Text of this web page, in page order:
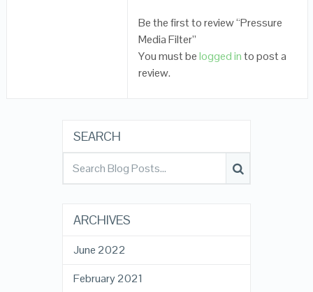
Be the first to review “Pressure
Media Filter”
You must belogged into post a
review.
SEARCH
ARCHIVES
June 2022
February 2021